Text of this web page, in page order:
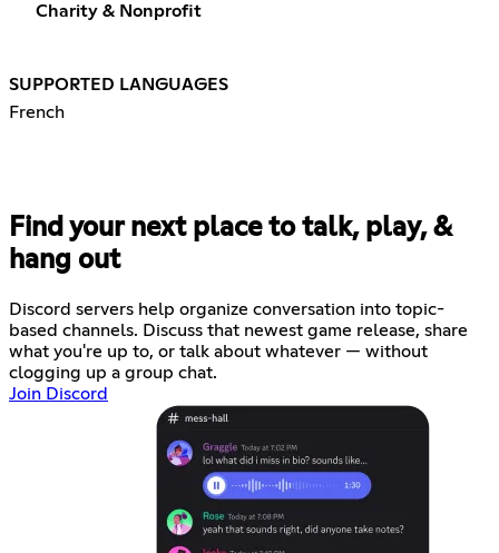
Charity & Nonprofit
SUPPORTED LANGUAGES
French
Find your next place to talk, play, &
hang out
Discord servers help organize conversation into topic-
based channels. Discuss that newest game release, share
what you're up to, or talk about whatever — without
clogging up a group chat.
Join Discord